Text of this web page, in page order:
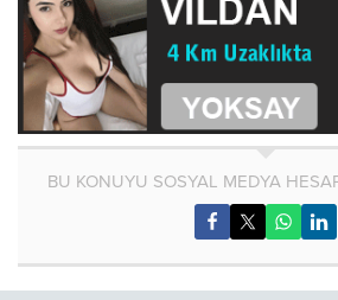
BU KONUYU SOSYAL MEDYA